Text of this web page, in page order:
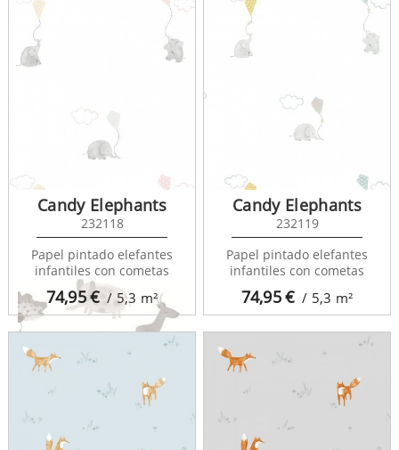
Pint Pintame un Cuento
35102
74,95€ / 5,3 m²
Candy Elephants
232118
Papel pintado elefantes
infantiles con cometas
74,95€ / 5,3 m²
Candy Elephants
232119
Papel pintado elefantes
infantiles con cometas